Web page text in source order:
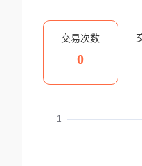
交易次数
0